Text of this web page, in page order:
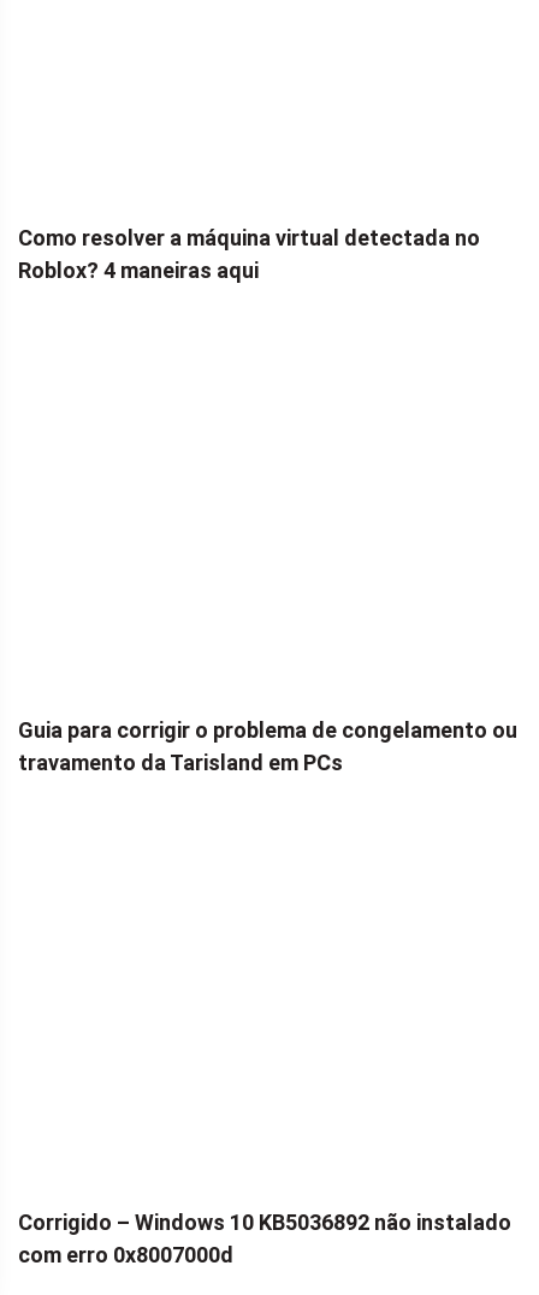
Como resolver a máquina virtual detectada no
Roblox? 4 maneiras aqui
Guia para corrigir o problema de congelamento ou
travamento da Tarisland em PCs
Corrigido – Windows 10 KB5036892 não instalado
com erro 0x8007000d